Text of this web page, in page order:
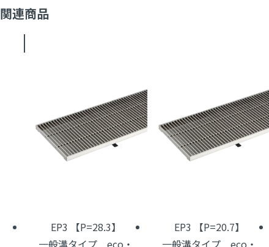
関連商品
EP3 【P=28.3】
EP3 【P=20.7】